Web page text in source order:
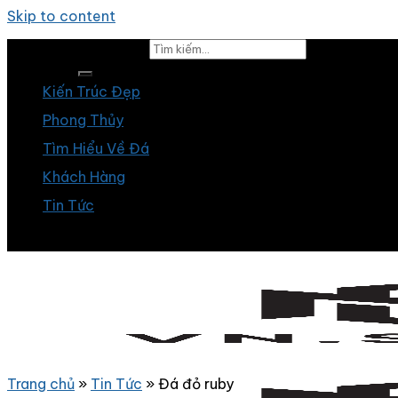
Skip to content
Kiến Trúc Đẹp
Phong Thủy
Tìm Hiểu Về Đá
Khách Hàng
Tin Tức
Trang chủ » Tin Tức » Đá đỏ ruby